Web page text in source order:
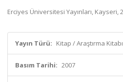
Erciyes Üniversitesi Yayınları, Kayseri,
Yayın Türü: Kitap / Araştırma Kitabı
Basım Tarihi: 2007